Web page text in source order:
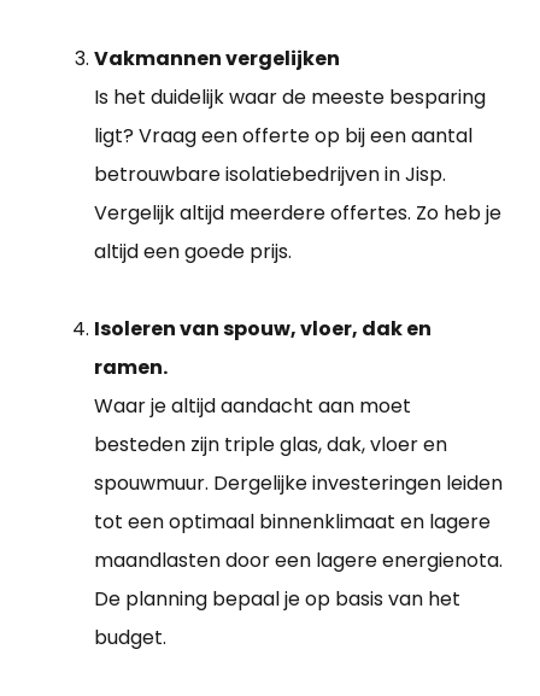
Vakmannen vergelijken
Is het duidelijk waar de meeste besparing
ligt? Vraag een offerte op bij een aantal
betrouwbare isolatiebedrijven in Jisp.
Vergelijk altijd meerdere offertes. Zo heb je
altijd een goede prijs.
Isoleren van spouw, vloer, dak en
ramen.
Waar je altijd aandacht aan moet
besteden zijn triple glas, dak, vloer en
spouwmuur. Dergelijke investeringen leiden
tot een optimaal binnenklimaat en lagere
maandlasten door een lagere energienota.
De planning bepaal je op basis van het
budget.